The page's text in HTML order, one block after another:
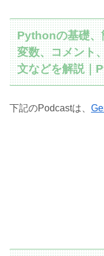
Pythonの基礎、
変数、コメント
文などを解説｜
下記のPodcastは、